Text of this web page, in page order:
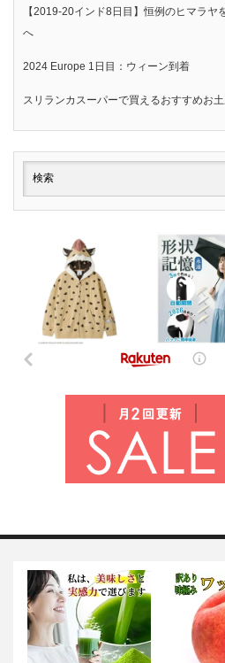
【2019-20インド8日目】恒例のヒマラ
へ
2024 Europe 1日目：ウィーン到着
スリランカスーパーで買えるおすすめお土